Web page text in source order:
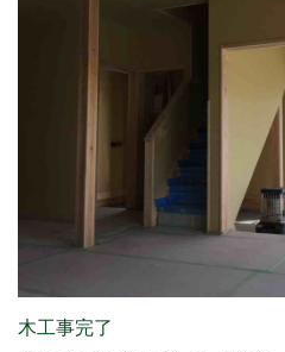
木工事完了